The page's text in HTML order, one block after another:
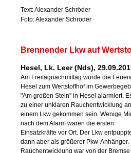
Text: Alexander Schröder
Foto: Alexander Schröder
Brennender Lkw auf
Hesel, Lk. Leer (Nds),
Am Freitagnachmittag wurde die
Hesel zum Wertstoffhof im
"Am großen Stein" in Hesel alarmiert.
zu einer unklaren Rauchentwicklung an
einem Lkw gekommen sein. Wenige
nach dem Alarm waren die ersten
Einsatzkräfte vor Ort. Der Lkw
dann aber als größerer Pkw-Anhänger.
Rauchentwicklung war von der Bremse